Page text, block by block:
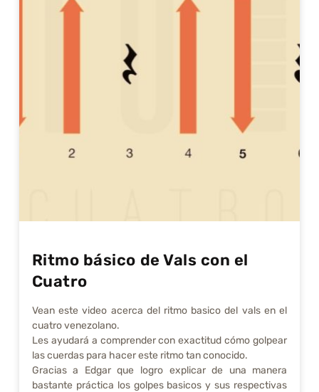
Ritmo básico de Vals con el
Cuatro
Vean este video acerca del ritmo basico del vals en el
cuatro venezolano.
Les ayudará a comprender con exactitud cómo golpear
las cuerdas para hacer este ritmo tan conocido.
Gracias a Edgar que logro explicar de una manera
bastante práctica los golpes basicos y sus respectivas